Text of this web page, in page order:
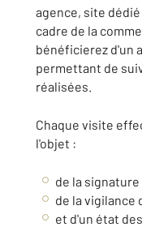
agence, site
cadre de la
bénéficierez d'un
permettant de
réalisées.
Chaque visite
l'objet :
de la
de la vigilance
et d'un état